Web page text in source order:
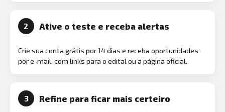
2 Ative o teste e receba alertas
Crie sua conta grátis por 14 dias e receba oportunidades
por e-mail, com links para o edital ou a página oficial.
3 Refine para ficar mais certeiro